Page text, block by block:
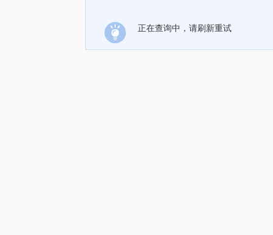
正在查询中，请刷新重试